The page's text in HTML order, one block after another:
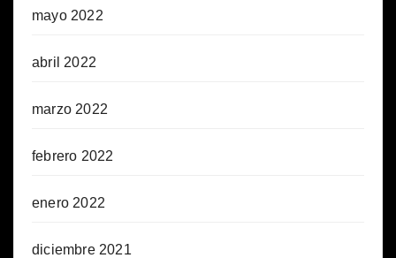
mayo 2022
abril 2022
marzo 2022
febrero 2022
enero 2022
diciembre 2021